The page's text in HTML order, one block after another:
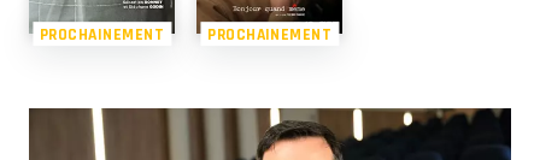
PROCHAINEMENT PROCHAINEMENT